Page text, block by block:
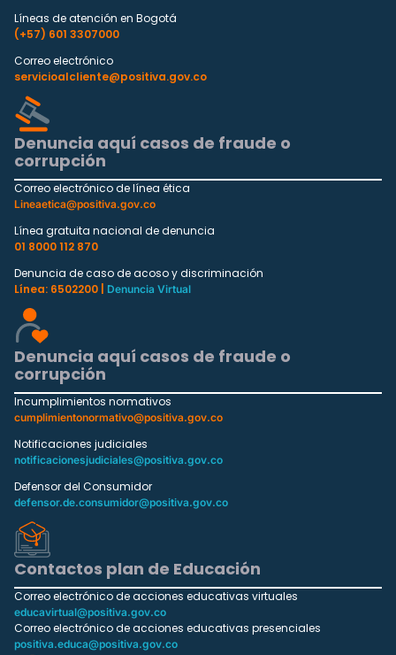
Líneas de atención en Bogotá
(+57) 601 3307000
Correo electrónico
servicioalcliente@positiva.gov.co
Denuncia aquí casos de fraude o
corrupción
Correo electrónico de línea ética
Lineaetica@positiva.gov.co
Línea gratuita nacional de denuncia
01 8000 112 870
Denuncia de caso de acoso y discriminación
Línea: 6502200 |
Denuncia Virtual
Denuncia aquí casos de fraude o
corrupción
Incumplimientos normativos
cumplimientonormativo@positiva.gov.co
Notificaciones judiciales
notificacionesjudiciales@positiva.gov.co
Defensor del Consumidor
defensor.de.consumidor@positiva.gov.co
Contactos plan de Educación
Correo electrónico de acciones educativas virtuales
educavirtual@positiva.gov.co
Correo electrónico de acciones educativas presenciales
positiva.educa@positiva.gov.co